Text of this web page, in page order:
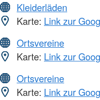
Kleiderläden
Karte: Link zur
Ortsvereine
Karte: Link zur
Ortsvereine
Karte: Link zur